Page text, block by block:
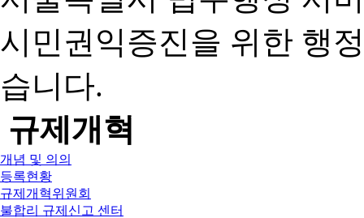
시민권익증진을 위한 행
습니다.
규제개혁
개념 및 의의
등록현황
규제개혁위원회
불합리 규제신고 센터